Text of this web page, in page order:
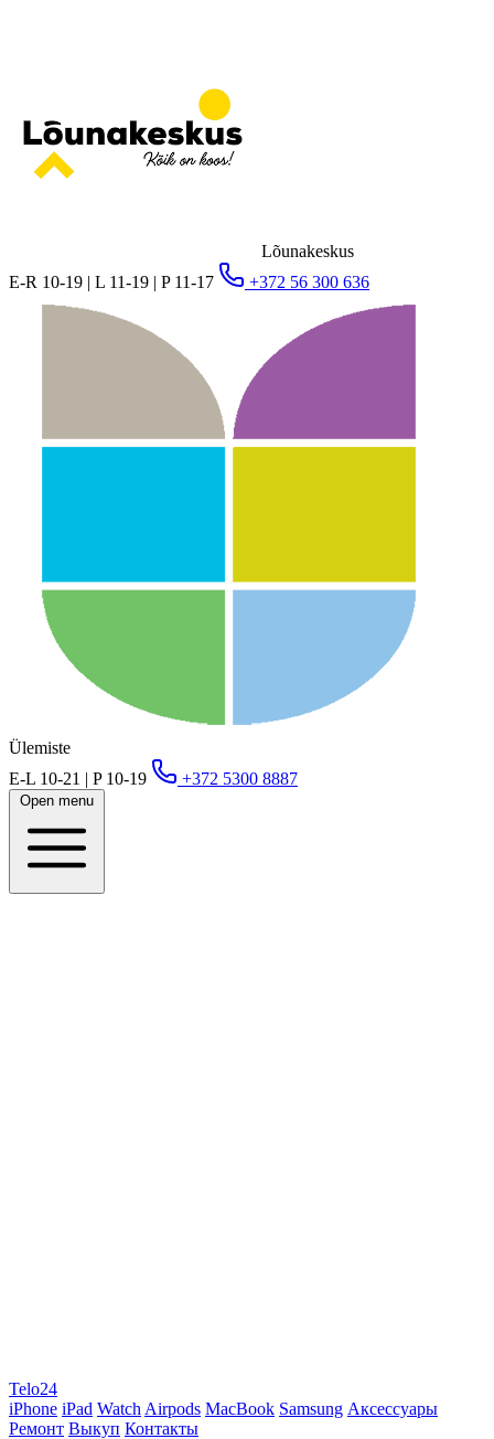
Lõunakeskus
E-R 10-19 | L 11-19 | P 11-17
+372 56 300 636
Ülemiste
E-L 10-21 | P 10-19
+372 5300 8887
Open menu
Telo24
iPhone iPad Watch Airpods MacBook Samsung Аксессуары
Ремонт Выкуп Контакты